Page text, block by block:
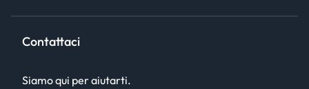
Contattaci
Siamo qui per aiutarti.